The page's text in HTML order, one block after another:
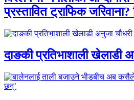
प्रस्तावित ट्राफिक
दाङकी प्रतिभाशाली खेलाडी